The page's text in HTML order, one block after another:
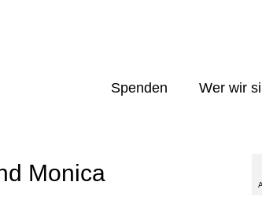
Spenden Wer wir
Monica